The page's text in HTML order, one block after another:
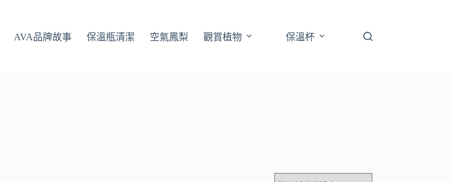
AVA品牌故事 保溫瓶清潔 空氣鳳梨 觀賞植物 保溫杯